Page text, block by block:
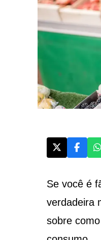
Se você é
verdadeira
sobre